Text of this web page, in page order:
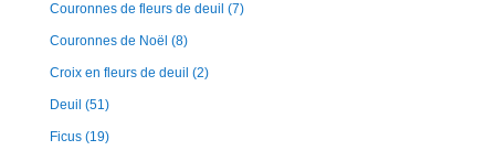
Couronnes de fleurs de deuil (7)
Couronnes de Noël (8)
Croix en fleurs de deuil (2)
Deuil (51)
Ficus (19)